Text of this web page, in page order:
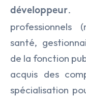
développeur.
professionnels
santé,
de la fonction
acquis des
spécialisation